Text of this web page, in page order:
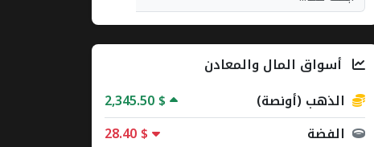
أسواق المال والمعادن
الذهب (أونصة)
2,345.50 $
الفضة
28.40 $